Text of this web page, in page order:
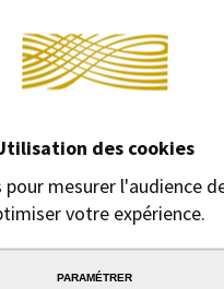
des cookies
pour mesurer l'audience
votre expérience.
PARAMÉTRER